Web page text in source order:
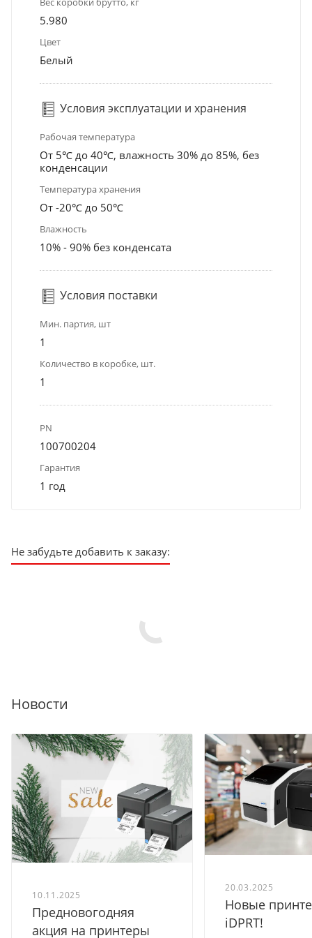
5.980
Цвет
Белый
Условия эксплуатации и хранения
Рабочая температура
От 5℃ до 40℃, влажность 30% до 85%, без
конденсации
Температура хранения
От -20℃ до 50℃
Влажность
10% - 90% без конденсата
Условия поставки
Мин. партия, шт
1
Количество в коробке, шт.
1
PN
100700204
Гарантия
1 год
Не забудьте добавить к заказу:
Новости
10.11.2025
Предновогодняя
акция на принтеры
20.03.2025
Новые
iDPRT!